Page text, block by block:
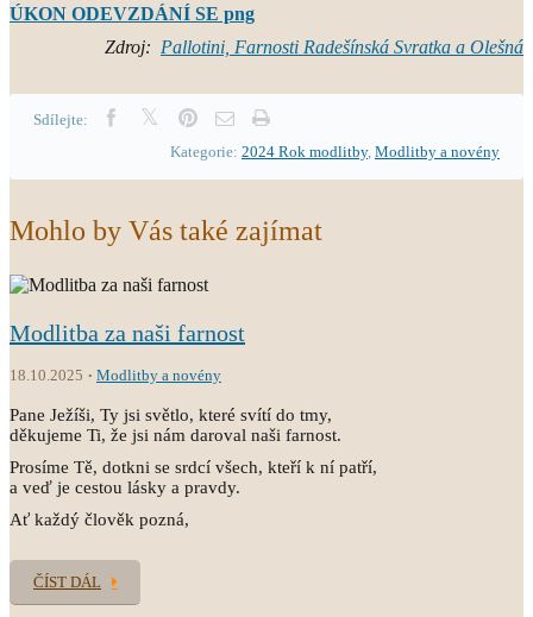
ÚKON ODEVZDÁNÍ SE png
Zdroj: Pallotini, Farnosti Radešínská Svratka a Olešná
Sdílejte:
Kategorie: 2024 Rok modlitby, Modlitby a novény
Mohlo by Vás také zajímat
Modlitba za naši farnost
18.10.2025 Modlitby a novény
Pane Ježíši, Ty jsi světlo, které svítí do tmy,
děkujeme Ti, že jsi nám daroval naši farnost.
Prosíme Tě, dotkni se srdcí všech, kteří k ní patří,
a veď je cestou lásky a pravdy.
Ať každý člověk pozná,
ČÍST DÁL